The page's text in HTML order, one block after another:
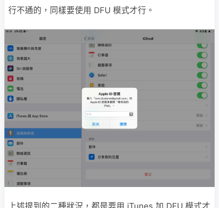
行不通的，同樣要使用 DFU 模式才行。
上述提到的二種狀況，都是要用 iTunes 加 DFU 模式才